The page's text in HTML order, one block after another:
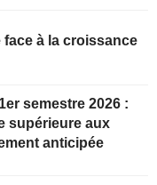
face à la croissance
semestre 2026 :
supérieure aux
anticipée